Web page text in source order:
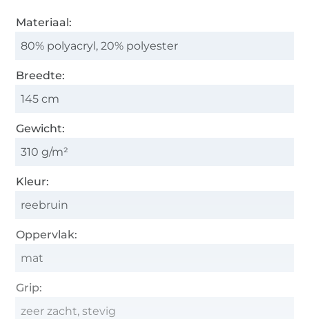
Materiaal:
80% polyacryl, 20% polyester
Breedte:
145 cm
Gewicht:
310 g/m²
Kleur:
reebruin
Oppervlak:
mat
Grip:
zeer zacht, stevig